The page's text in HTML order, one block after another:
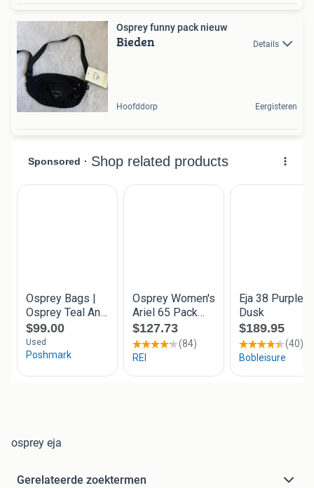
Osprey funny pack nieuw
Bieden Details
Hoofddorp Eergisteren
osprey eja
Gerelateerde zoektermen